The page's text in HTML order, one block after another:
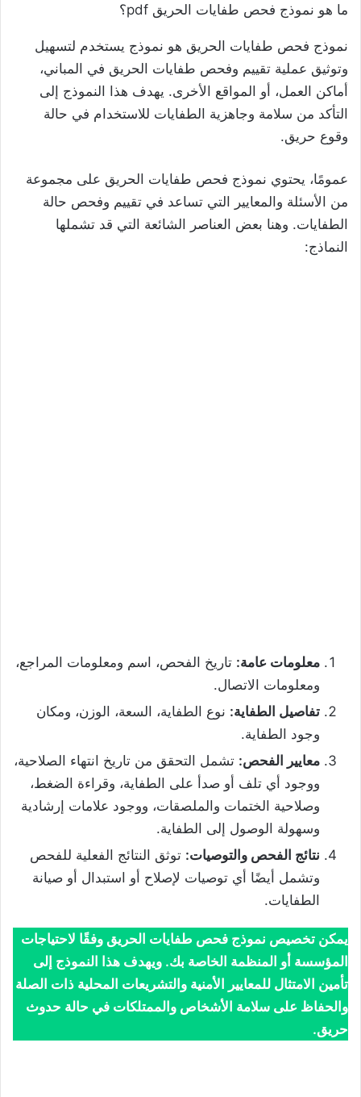
ما هو نموذج فحص طفايات الحريق pdf؟
نموذج فحص طفايات الحريق هو نموذج يستخدم لتسهيل
وتوثيق عملية تقييم وفحص طفايات الحريق في المباني،
أماكن العمل، أو المواقع الأخرى. يهدف هذا النموذج إلى
التأكد من سلامة وجاهزية الطفايات للاستخدام في حالة
وقوع حريق.
عمومًا، يحتوي نموذج فحص طفايات الحريق على مجموعة
من الأسئلة والمعايير التي تساعد في تقييم وفحص حالة
الطفايات. وهنا بعض العناصر الشائعة التي قد تشملها
النماذج:
معلومات عامة: تاريخ الفحص، اسم ومعلومات المراجع،
ومعلومات الاتصال.
تفاصيل الطفاية: نوع الطفاية، السعة، الوزن، ومكان
وجود الطفاية.
معايير الفحص: تشمل التحقق من تاريخ انتهاء الصلاحية،
ووجود أي تلف أو صدأ على الطفاية، وقراءة الضغط،
وصلاحية الختمات والملصقات، ووجود علامات إرشادية
وسهولة الوصول إلى الطفاية.
نتائج الفحص والتوصيات: توثق النتائج الفعلية للفحص
وتشمل أيضًا أي توصيات لإصلاح أو استبدال أو صيانة
الطفايات.
يمكن تخصيص نموذج فحص طفايات الحريق وفقًا لاحتياجات
المؤسسة أو المنظمة الخاصة بك. ويهدف هذا النموذج إلى
تأمين الامتثال للمعايير الأمنية والتشريعات المحلية ذات الصلة
والحفاظ على سلامة الأشخاص والممتلكات في حالة حدوث
حريق.